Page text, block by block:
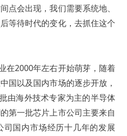
点会出现，我们需要系统地、
等待时代的变化，去抓住这个
在2000年左右开始萌芽，随着
国以及国内市场的逐步开放，
由海外技术专家为主的半导体
第一批芯片上市公司主要来自
国内市场经历十几年的发展